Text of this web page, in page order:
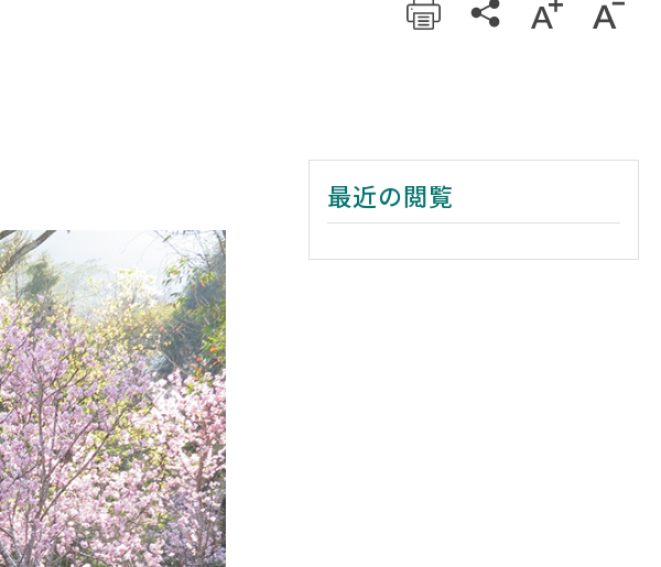
最近の閲覧